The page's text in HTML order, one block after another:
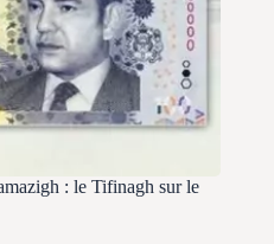
: le Tifinagh sur le